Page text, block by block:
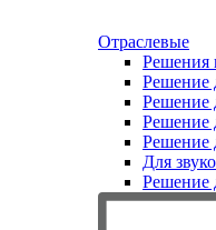
Отраслевые
Решения
Решение
Решение
Решение
Решение
Для
Решение